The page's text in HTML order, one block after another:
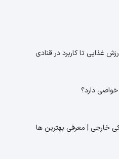
غذایی تا کاربرد در قنادی
دارد؟
خارجی | معرفی بهترین ها